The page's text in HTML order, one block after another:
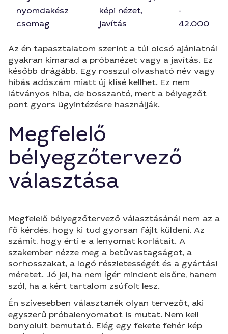
nyomdakész
csomag
képi nézet,
javítás
-
42.000
Az én tapasztalatom szerint a túl olcsó ajánlatnál
gyakran kimarad a próbanézet vagy a javítás. Ez
később drágább. Egy rosszul olvasható név vagy
hibás adószám miatt új klisé kellhet. Ez nem
látványos hiba, de bosszantó, mert a bélyegzőt
pont gyors ügyintézésre használják.
Megfelelő
bélyegzőtervező
választása
Megfelelő bélyegzőtervező választásánál nem az a
fő kérdés, hogy ki tud gyorsan fájlt küldeni. Az
számít, hogy érti e a lenyomat korlátait. A
szakember nézze meg a betűvastagságot, a
sorhosszakat, a logó részletességét és a gyártási
méretet. Jó jel, ha nem ígér mindent elsőre, hanem
szól, ha a kért tartalom zsúfolt lesz.
Én szívesebben választanék olyan tervezőt, aki
egyszerű próbalenyomatot is mutat. Nem kell
bonyolult bemutató. Elég egy fekete fehér kép